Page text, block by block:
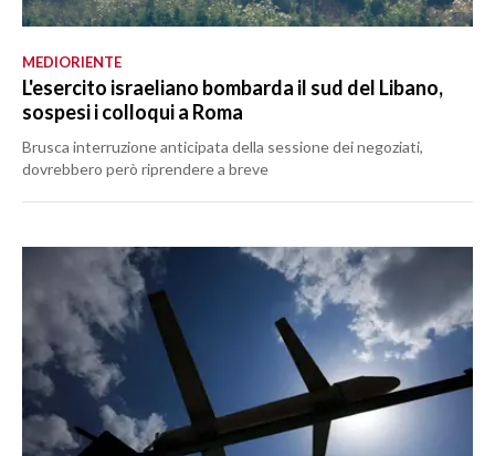
MEDIORIENTE
L'esercito israeliano bombarda il sud del Libano,
sospesi i colloqui a Roma
Brusca interruzione anticipata della sessione dei negoziati,
dovrebbero però riprendere a breve